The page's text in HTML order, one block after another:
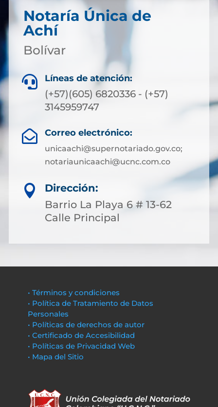
Notaría Única de
Achí
Bolívar
 Líneas de atención:
(+57)(605) 6820336 - (+57)
3145959747
 Correo electrónico:
unicaachi@supernotariado.gov.co;
notariaunicaachi@ucnc.com.co

Dirección:
Barrio La Playa 6 # 13-62
Calle Principal
• Términos y condiciones
• Política de Tratamiento de Datos
Personales
• Políticas de derechos de autor
• Certificado de Accesibilidad
• Políticas de Privacidad Web
• Mapa del Sitio